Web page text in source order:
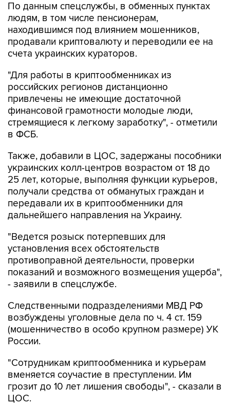
По данным спецслужбы, в обменных пунктах
людям, в том числе пенсионерам,
находившимся под влиянием мошенников,
продавали криптовалюту и переводили ее на
счета украинских кураторов.
"Для работы в криптообменниках из
российских регионов дистанционно
привлечены не имеющие достаточной
финансовой грамотности молодые люди,
стремящиеся к легкому заработку", - отметили
в ФСБ.
Также, добавили в ЦОС, задержаны пособники
украинских колл-центров возрастом от 18 до
25 лет, которые, выполняя функции курьеров,
получали средства от обманутых граждан и
передавали их в криптообменники для
дальнейшего направления на Украину.
"Ведется розыск потерпевших для
установления всех обстоятельств
противоправной деятельности, проверки
показаний и возможного возмещения ущерба",
- заявили в спецслужбе.
Следственными подразделениями МВД РФ
возбуждены уголовные дела по ч. 4 ст. 159
(мошенничество в особо крупном размере) УК
России.
"Сотрудникам криптообменника и курьерам
вменяется соучастие в преступлении. Им
грозит до 10 лет лишения свободы", - сказали в
ЦОС.